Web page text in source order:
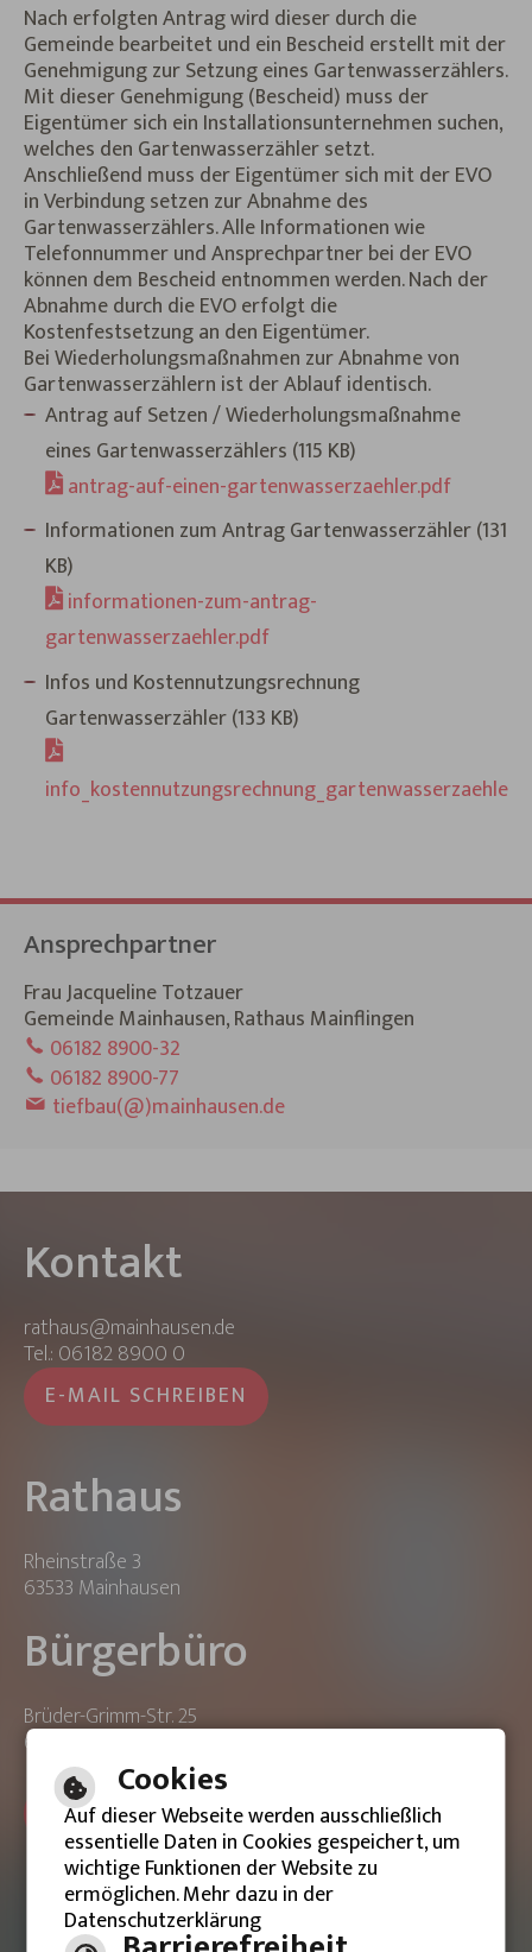
Nach erfolgten Antrag wird dieser durch die
Gemeinde bearbeitet und ein Bescheid erstellt mit der
Genehmigung zur Setzung eines Gartenwasserzählers.
Mit dieser Genehmigung (Bescheid) muss der
Eigentümer sich ein Installationsunternehmen suchen,
welches den Gartenwasserzähler setzt.
Anschließend muss der Eigentümer sich mit der EVO
in Verbindung setzen zur Abnahme des
Gartenwasserzählers. Alle Informationen wie
Telefonnummer und Ansprechpartner bei der EVO
können dem Bescheid entnommen werden. Nach der
Abnahme durch die EVO erfolgt die
Kostenfestsetzung an den Eigentümer.
Bei Wiederholungsmaßnahmen zur Abnahme von
Gartenwasserzählern ist der Ablauf identisch.
Antrag auf Setzen / Wiederholungsmaßnahme
eines Gartenwasserzählers (115 KB)
antrag-auf-einen-gartenwasserzaehler.pdf
Informationen zum Antrag Gartenwasserzähler (131
KB)
informationen-zum-antrag-
gartenwasserzaehler.pdf
Infos und Kostennutzungsrechnung
Gartenwasserzähler (133 KB)
Ansprechpartner
Frau Jacqueline Totzauer
Gemeinde Mainhausen, Rathaus Mainflingen
06182 8900-32
06182 8900-77
tiefbau(@)mainhausen.de
Kontakt
rathaus@mainhausen.de
Tel.: 06182 8900 0
E-MAIL SCHREIBEN
Rathaus
Rheinstraße 3
63533 Mainhausen
Bürgerbüro
Brüder-Grimm-Str. 25
63533 Mainhausen
ONLINE-TERMIN BUCHEN
Barrierefreie Ansicht
Cookies
Auf dieser Webseite werden ausschließlich
essentielle Daten in Cookies gespeichert, um
wichtige Funktionen der Website zu
ermöglichen. Mehr dazu in der
Datenschutzerklärung